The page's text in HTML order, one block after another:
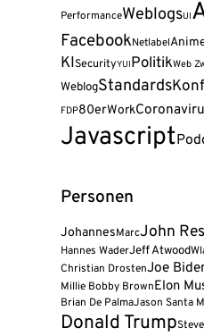
PerformanceWeblogsUI
FacebookNetlabel
KISecurityYUIPolitikWeb
WeblogStandards
FDP80erWork
Javascript
Personen
JohannesMarcJohn
Hannes WaderJeff Atwood
Christian DrostenJoe
Millie Bobby BrownElon
Brian De PalmaJason Santa
Donald Trump